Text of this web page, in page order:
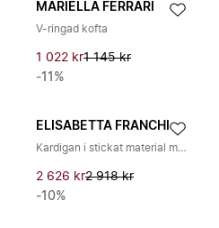
MARIELLA FERRARI
V-ringad kofta
1 022 kr1 145 kr
-11%
ELISABETTA FRANCHI
Kardigan i stickat material med volangkant
2 626 kr2 918 kr
-10%